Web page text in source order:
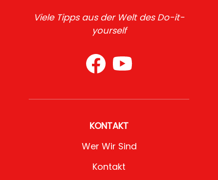
Viele Tipps aus der Welt des Do-it-
yourself
KONTAKT
Wer Wir Sind
Kontakt